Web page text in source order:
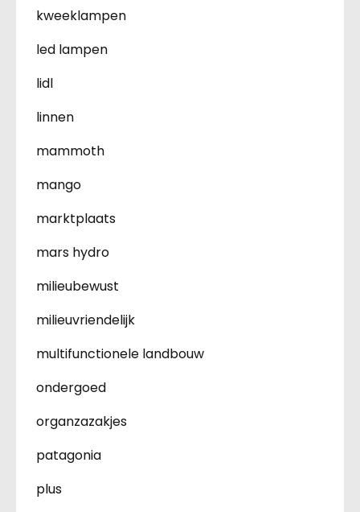
kweeklampen
led lampen
lidl
linnen
mammoth
mango
marktplaats
mars hydro
milieubewust
milieuvriendelijk
multifunctionele landbouw
ondergoed
organzazakjes
patagonia
plus